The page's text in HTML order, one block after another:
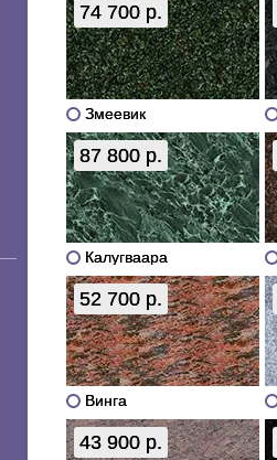
74 700 р.
Змеевик
87 800 р.
Калугваара
52 700 р.
Винга
43 900 р.